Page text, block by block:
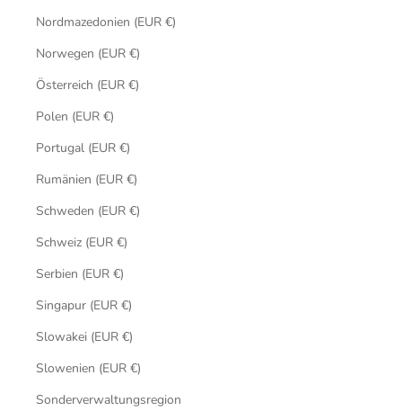
Nordmazedonien (EUR €)
Norwegen (EUR €)
Österreich (EUR €)
Polen (EUR €)
Portugal (EUR €)
Rumänien (EUR €)
Schweden (EUR €)
Schweiz (EUR €)
Serbien (EUR €)
Singapur (EUR €)
Slowakei (EUR €)
Slowenien (EUR €)
Sonderverwaltungsregion